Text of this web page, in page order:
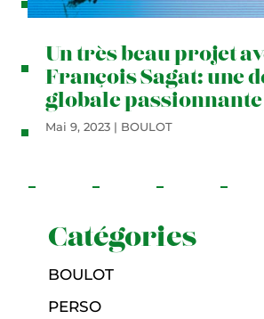
e
w
s
d
u
r
b
u
Un très beau projet
François Sagat: une
globale passionnante
Mai 9, 2023 | BOULOT
Catégories
BOULOT
PERSO